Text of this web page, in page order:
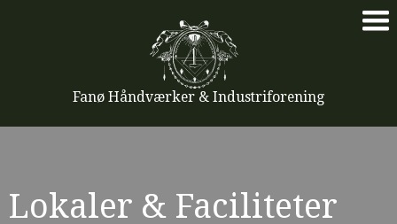
Fanø Håndværker & Industriforening
Lokaler & Faciliteter